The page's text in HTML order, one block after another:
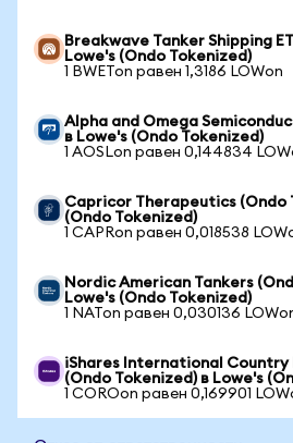
Breakwave Tanker Shipping
Lowe's (Ondo Tokenized)
1 BWETon равен 1,3186 LOWon
Alpha and Omega
в Lowe's (Ondo Tokenized)
1 AOSLon равен 0,144834
Capricor Therapeutics (Ondo
(Ondo Tokenized)
1 CAPRon равен 0,018538
Nordic American Tankers
Lowe's (Ondo Tokenized)
1 NATon равен 0,030136
iShares International Country
(Ondo Tokenized) в Lowe's
1 COROon равен 0,169901